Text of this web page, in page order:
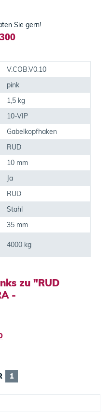
Sie gern!
300
V.COB.V0.10
pink
1,5 kg
10-VIP
Gabelkopfhaken
RUD
10 mm
Ja
RUD
Stahl
35 mm
4000 kg
zu "RUD
-
1